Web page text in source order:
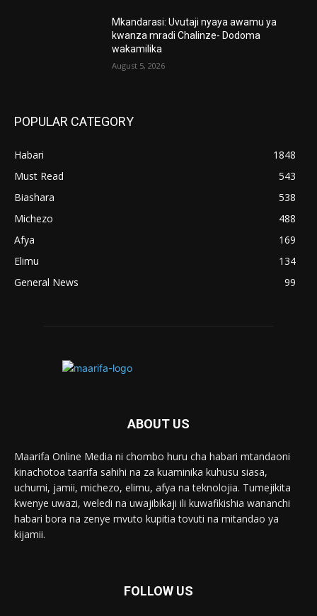
Mkandarasi: Uvutaji nyaya awamu ya
kwanza mradi Chalinze- Dodoma
wakamilika
August 5, 2026
POPULAR CATEGORY
Habari
1848
Must Read
543
Biashara
538
Michezo
488
Afya
169
Elimu
134
General News
99
ABOUT US
Maarifa Online Media ni chombo huru cha habari mtandaoni
kinachotoa taarifa sahihi na za kuaminika kuhusu siasa,
uchumi, jamii, michezo, elimu, afya na teknolojia. Tumejikita
kwenye uwazi, weledi na uwajibikaji ili kuwafikishia wananchi
habari bora na zenye mvuto kupitia tovuti na mitandao ya
kijamii.
FOLLOW US